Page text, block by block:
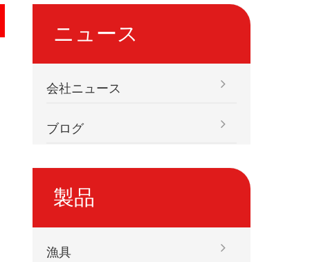
ニュース
会社ニュース
ブログ
製品
漁具